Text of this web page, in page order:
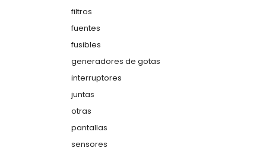
filtros
fuentes
fusibles
generadores de gotas
interruptores
juntas
otras
pantallas
sensores